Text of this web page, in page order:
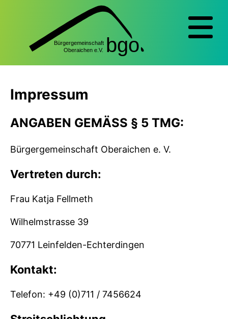
Impressum
ANGABEN GEMÄSS § 5 TMG:
Bürgergemeinschaft Oberaichen e. V.
Vertreten durch:
Frau Katja Fellmeth
Wilhelmstrasse 39
70771 Leinfelden-Echterdingen
Kontakt:
Telefon: +49 (0)711 / 7456624